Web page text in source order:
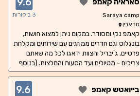
Saraya camp
טראבין
3 ביקורות
קאמפ נקי ומסודר. במקום ניתן למצוא חושות,
בונגלוס וגם חדרים ממוזגים עם שירותים ומקלחת
פרטיים. ג'יבריל והצוות ידאגו לכל מה שאתם
צריכים - מטיולים ועד הסעות והמלצות. (בנוסף
ניתן לבקש לבשל במטבח לכשרים מבינינו)
בייואטש קאמפ 9.6